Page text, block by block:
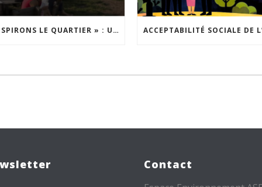
« INSPIRONS LE QUARTIER » : UN NOUVEL APPEL À PROJETS EST LANCÉ !
Contact